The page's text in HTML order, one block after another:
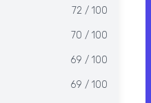
72 / 100
70 / 100
69 / 100
69 / 100